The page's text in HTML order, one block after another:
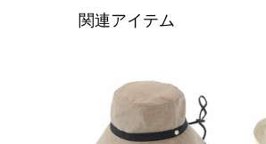
関連アイテム